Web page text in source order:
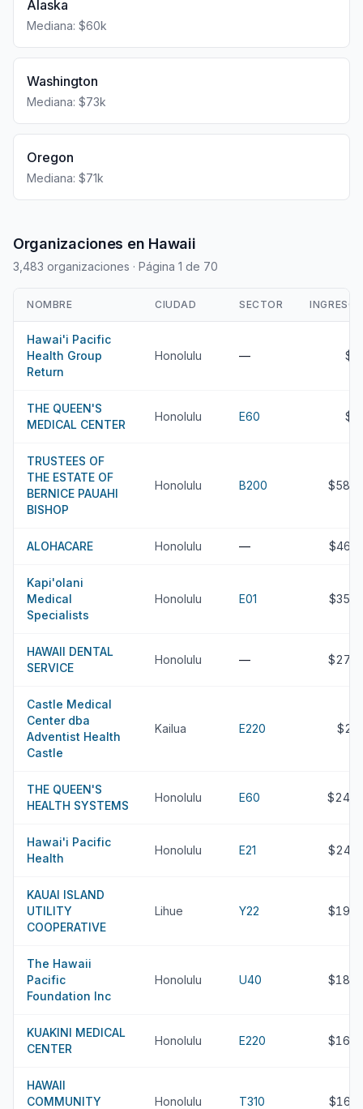
Alaska
Mediana: $60k
Washington
Mediana: $73k
Oregon
Mediana: $71k
Organizaciones en Hawaii
3,483 organizaciones · Página 1 de 70
NOMBRE CIUDAD SECTOR INGRESOS
Hawai'i Pacific
Health Group
Return
Honolulu —
THE QUEEN'S
MEDICAL CENTER
Honolulu E60
TRUSTEES OF
THE ESTATE OF
BERNICE PAUAHI
BISHOP
Honolulu B200
ALOHACARE Honolulu —
Kapi'olani
Medical
Specialists
Honolulu E01
HAWAII DENTAL
SERVICE
Honolulu —
Castle Medical
Center dba
Adventist Health
Castle
Kailua E220
THE QUEEN'S
HEALTH SYSTEMS
Honolulu E60
Hawai'i Pacific
Health
Honolulu E21
KAUAI ISLAND
UTILITY
COOPERATIVE
Lihue Y22
The Hawaii
Pacific
Foundation Inc
Honolulu U40
KUAKINI MEDICAL
CENTER
Honolulu E220
HAWAII
COMMUNITY
Honolulu T310